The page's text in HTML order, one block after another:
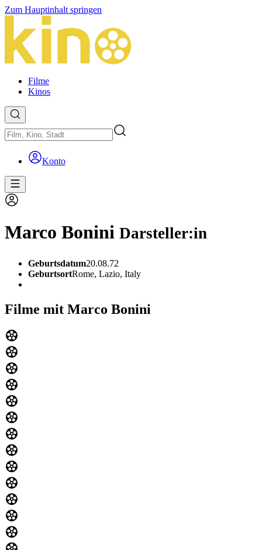
Zum Hauptinhalt springen
Filme
Kinos
Konto
Marco Bonini Darsteller:in
Geburtsdatum20.08.72
GeburtsortRome, Lazio, Italy
Filme mit Marco Bonini